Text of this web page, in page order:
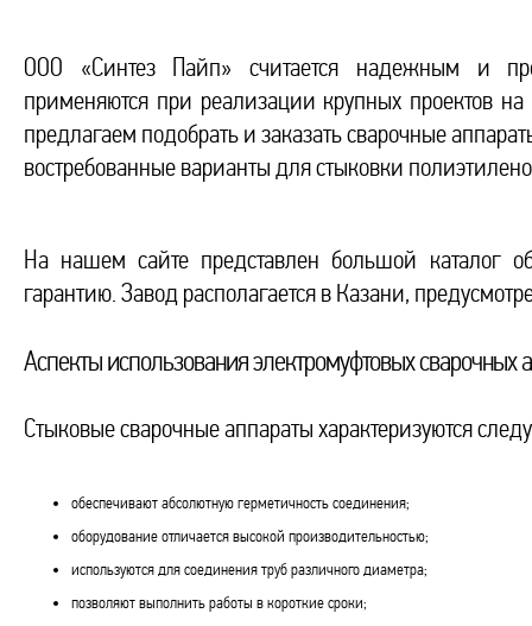
ООО «Синтез Пайп» считается надежным и
применяются при реализации крупных проектов
предлагаем подобрать и заказать сварочные
востребованные варианты для стыковки
На нашем сайте представлен большой каталог
гарантию. Завод располагается в Казани,
Аспекты использования электромуфтовых сварочных
Стыковые сварочные аппараты характеризуются
обеспечивают абсолютную герметичность соединения;
оборудование отличается высокой производительностью;
используются для соединения труб различного диаметра;
позволяют выполнить работы в короткие сроки;